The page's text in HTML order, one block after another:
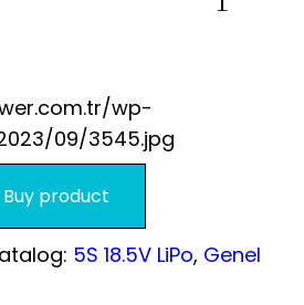
wp-
09/3545.jpg
Buy product
5S 18.5V LiPo, Genel